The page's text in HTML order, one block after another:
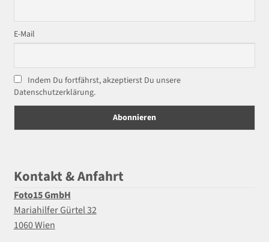
E-Mail
Indem Du fortfährst, akzeptierst Du unsere
Datenschutzerklärung.
Kontakt & Anfahrt
Foto15 GmbH
Mariahilfer Gürtel 32
1060 Wien